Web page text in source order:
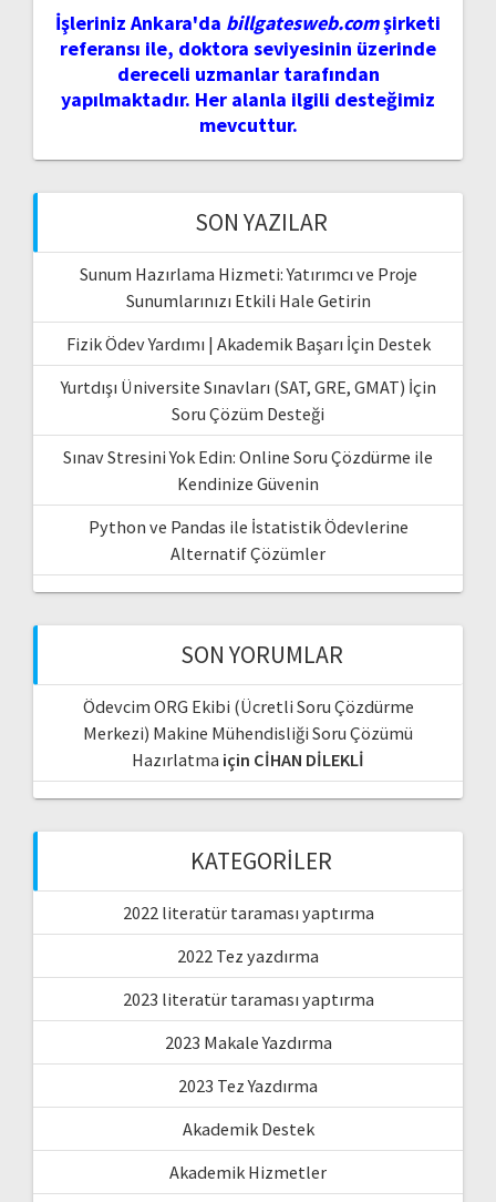
İşleriniz Ankara'da billgatesweb.comşirketi
referansı ile, doktora seviyesinin üzerinde
dereceli uzmanlar tarafından
yapılmaktadır. Her alanla ilgili desteğimiz
mevcuttur.
SON YAZILAR
Sunum Hazırlama Hizmeti: Yatırımcı ve Proje
Sunumlarınızı Etkili Hale Getirin
Fizik Ödev Yardımı | Akademik Başarı İçin Destek
Yurtdışı Üniversite Sınavları (SAT, GRE, GMAT) İçin
Soru Çözüm Desteği
Sınav Stresini Yok Edin: Online Soru Çözdürme ile
Kendinize Güvenin
Python ve Pandas ile İstatistik Ödevlerine
Alternatif Çözümler
SON YORUMLAR
Ödevcim ORG Ekibi (Ücretli Soru Çözdürme
Merkezi) Makine Mühendisliği Soru Çözümü
Hazırlatma için CİHAN DİLEKLİ
KATEGORILER
2022 literatür taraması yaptırma
2022 Tez yazdırma
2023 literatür taraması yaptırma
2023 Makale Yazdırma
2023 Tez Yazdırma
Akademik Destek
Akademik Hizmetler